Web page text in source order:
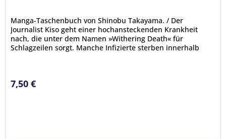
Manga-Taschenbuch von Shinobu Takayama. / Der
Journalist Kiso geht einer hochansteckenden Krankheit
nach, die unter dem Namen »Withering Death« für
Schlagzeilen sorgt. Manche Infizierte sterben innerhalb
7,50 €